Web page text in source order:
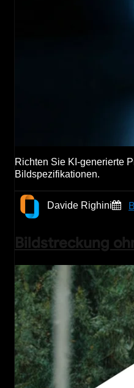
Richten Sie KI-generierte
Bildspezifikationen.
Davide Righini
Bildstreckung